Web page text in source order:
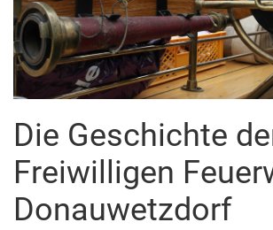
Die Geschichte
Freiwilligen
Donauwetzdorf